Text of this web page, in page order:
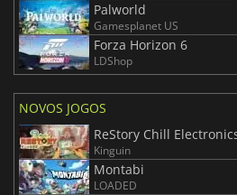
Palworld
Gamesplanet US
Forza Horizon 6
LDShop
NOVOS JOGOS
ReStory Chill
Kinguin
Montabi
LOADED